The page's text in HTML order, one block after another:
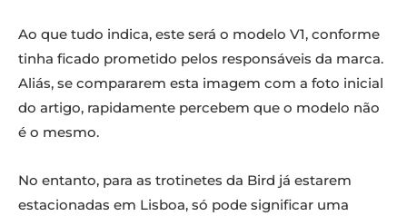
Ao que tudo indica, este será o modelo V1, conforme
tinha ficado prometido pelos responsáveis da marca.
Aliás, se compararem esta imagem com a foto inicial
do artigo, rapidamente percebem que o modelo não
é o mesmo.
No entanto, para as trotinetes da Bird já estarem
estacionadas em Lisboa, só pode significar uma